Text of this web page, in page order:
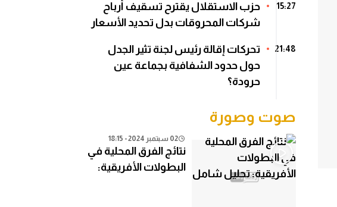
15:27
حزب الاستقلال يقترح تسقيف أرباح
شركات المحروقات بدل تحديد الأسعار
21:48
تحركات إقالة رئيس لجنة تثير الجدل
حول حدود الشفافية بجماعة عين
حرودة؟
صوت وصورة
02 سبتمبر 2024 - 18:15
نتائج الفرق المحلية في
البطولات الأفريقية: